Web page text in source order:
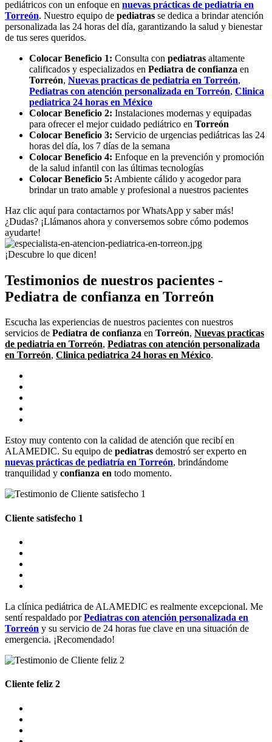
pediátricos con un enfoque en nuevas prácticas de pediatría en
Torreón. Nuestro equipo de pediatras se dedica a brindar atención
personalizada las 24 horas del día, garantizando la salud y bienestar
de tus seres queridos.
Colocar Beneficio 1: Consulta con pediatras altamente
calificados y especializados en Pediatra de confianza en
Torreón, Nuevas practicas de pediatria en Torreón,
Pediatras con atención personalizada en Torreón, Clinica
pediatrica 24 horas en México
Colocar Beneficio 2: Instalaciones modernas y equipadas
para ofrecer el mejor cuidado pediátrico en Torreón
Colocar Beneficio 3: Servicio de urgencias pediátricas las 24
horas del día, los 7 días de la semana
Colocar Beneficio 4: Enfoque en la prevención y promoción
de la salud infantil con las últimas tecnologías
Colocar Beneficio 5: Ambiente cálido y acogedor para
brindar un trato amable y profesional a nuestros pacientes
Haz clic aquí para contactarnos por WhatsApp y saber más!
¿Dudas? ¡Llámanos ahora y conversemos sobre cómo podemos
ayudarte!
¡Descubre lo que dicen!
Testimonios de nuestros pacientes -
Pediatra de confianza en Torreón
Escucha las experiencias de nuestros pacientes con nuestros
servicios de Pediatra de confianza en Torreón, Nuevas practicas
de pediatria en Torreón, Pediatras con atención personalizada
en Torreón, Clinica pediatrica 24 horas en México.
Estoy muy contento con la calidad de atención que recibí en
ALAMEDIC. Su equipo de pediatras demostró ser experto en
nuevas prácticas de pediatría en Torreón, brindándome
tranquilidad y confianza en todo momento.
Cliente satisfecho 1
La clínica pediátrica de ALAMEDIC es realmente excepcional. Me
sentí respaldado porPediatras con atención personalizada en
Torreón y su servicio de 24 horas fue clave en una situación de
emergencia. ¡Recomendado!
Cliente feliz 2